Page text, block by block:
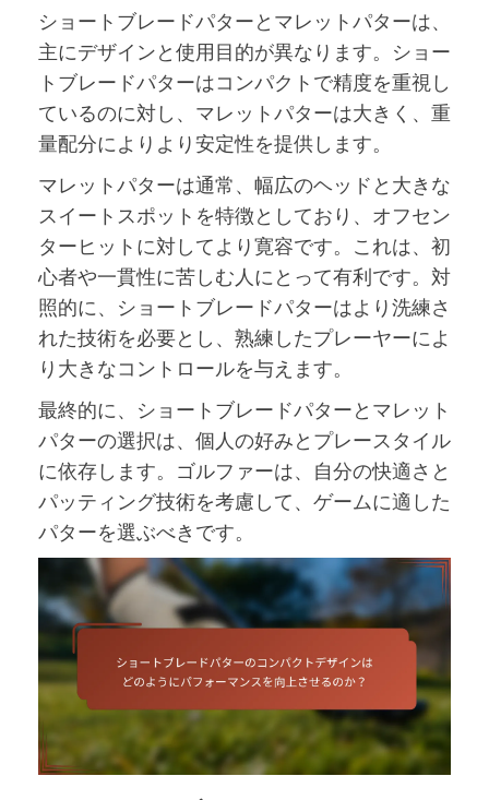
ショートブレードパターとマレットパターは、
主にデザインと使用目的が異なります。ショー
トブレードパターはコンパクトで精度を重視し
ているのに対し、マレットパターは大きく、重
量配分によりより安定性を提供します。
マレットパターは通常、幅広のヘッドと大きな
スイートスポットを特徴としており、オフセン
ターヒットに対してより寛容です。これは、初
心者や一貫性に苦しむ人にとって有利です。対
照的に、ショートブレードパターはより洗練さ
れた技術を必要とし、熟練したプレーヤーによ
り大きなコントロールを与えます。
最終的に、ショートブレードパターとマレット
パターの選択は、個人の好みとプレースタイル
に依存します。ゴルファーは、自分の快適さと
パッティング技術を考慮して、ゲームに適した
パターを選ぶべきです。